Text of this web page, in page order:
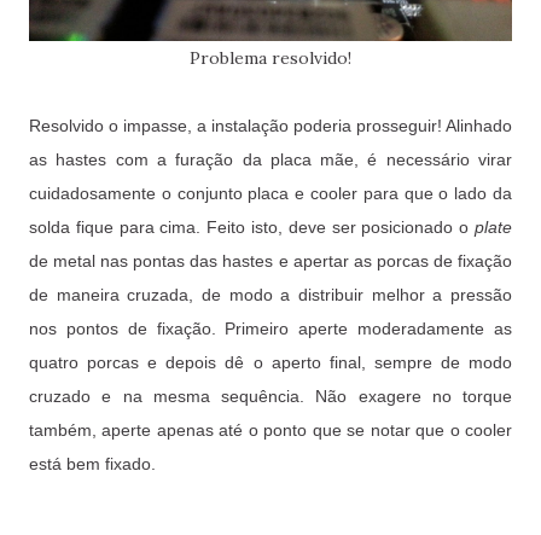
Problema resolvido!
Resolvido o impasse, a instalação poderia prosseguir! Alinhado
as hastes com a furação da placa mãe, é necessário virar
cuidadosamente o conjunto placa e cooler para que o lado da
solda fique para cima. Feito isto, deve ser posicionado o plate
de metal nas pontas das hastes e apertar as porcas de fixação
de maneira cruzada, de modo a distribuir melhor a pressão
nos pontos de fixação. Primeiro aperte moderadamente as
quatro porcas e depois dê o aperto final, sempre de modo
cruzado e na mesma sequência. Não exagere no torque
também, aperte apenas até o ponto que se notar que o cooler
está bem fixado.